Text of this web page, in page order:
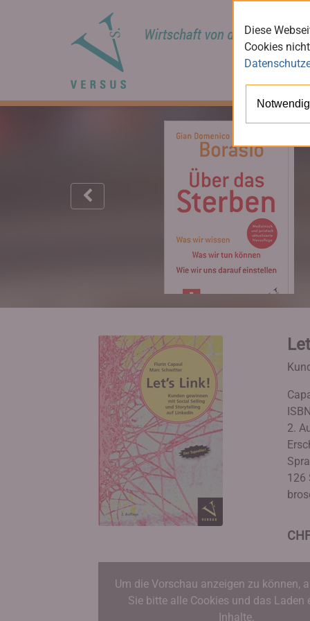
2.
126
Um die Vorschau anzeigen zu können,
Sie bitte alle Cookies und das Laden
Inhalte.
Diese
Cookies